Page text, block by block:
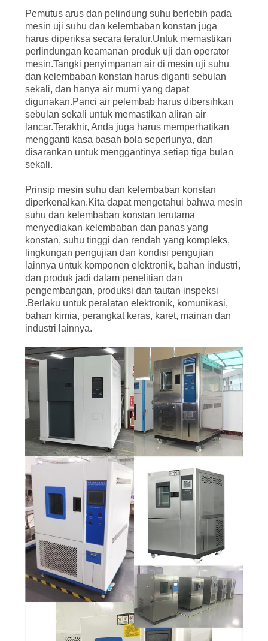
Pemutus arus dan pelindung suhu berlebih pada
mesin uji suhu dan kelembaban konstan juga
harus diperiksa secara teratur.Untuk memastikan
perlindungan keamanan produk uji dan operator
mesin.Tangki penyimpanan air di mesin uji suhu
dan kelembaban konstan harus diganti sebulan
sekali, dan hanya air murni yang dapat
digunakan.Panci air pelembab harus dibersihkan
sebulan sekali untuk memastikan aliran air
lancar.Terakhir, Anda juga harus memperhatikan
mengganti kasa basah bola seperlunya, dan
disarankan untuk menggantinya setiap tiga bulan
sekali.
Prinsip mesin suhu dan kelembaban konstan
diperkenalkan.Kita dapat mengetahui bahwa mesin
suhu dan kelembaban konstan terutama
menyediakan kelembaban dan panas yang
konstan, suhu tinggi dan rendah yang kompleks,
lingkungan pengujian dan kondisi pengujian
lainnya untuk komponen elektronik, bahan industri,
dan produk jadi dalam penelitian dan
pengembangan, produksi dan tautan inspeksi
.Berlaku untuk peralatan elektronik, komunikasi,
bahan kimia, perangkat keras, karet, mainan dan
industri lainnya.